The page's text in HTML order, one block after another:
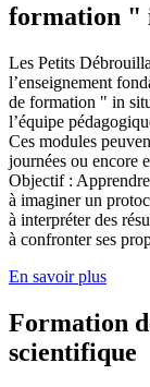
formation "
Les Petits
l’enseignement
de formation " in
l’équipe
Ces modules
journées ou encore
Objectif :
à imaginer un
à interpréter des
à confronter ses
En savoir plus
Formation
scientifique